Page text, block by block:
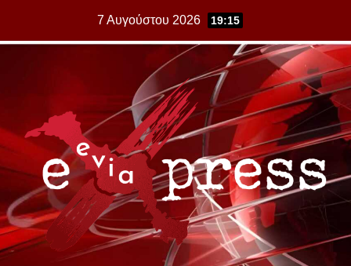
7 Αυγούστου 2026 19:15